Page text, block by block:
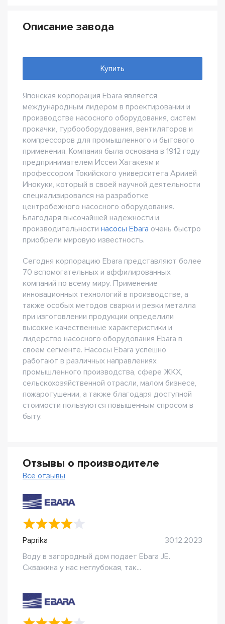
Описание завода
Купить
Японская корпорация Ebara является
международным лидером в проектировании и
производстве насосного оборудования, систем
прокачки, турбооборудования, вентиляторов и
компрессоров для промышленного и бытового
применения. Компания была основана в 1912 году
предпринимателем Иссеи Хатакеям и
профессором Токийского университета Ариией
Инокуки, который в своей научной деятельности
специализировался на разработке
центробежного насосного оборудования.
Благодаря высочайшей надежности и
производительности насосы Ebara очень быстро
приобрели мировую известность.
Сегодня корпорацию Ebara представляют более
70 вспомогательных и аффилированных
компаний по всему миру. Применение
инновационных технологий в производстве, а
также особых методов сварки и резки металла
при изготовлении продукции определили
высокие качественные характеристики и
лидерство насосного оборудования Ebara в
своем сегменте. Насосы Ebara успешно
работают в различных направлениях
промышленного производства, сфере ЖКХ,
сельскохозяйственной отрасли, малом бизнесе,
пожаротушении, а также благодаря доступной
стоимости пользуются повышенным спросом в
быту.
Отзывы о производителе
Все отзывы
Paprika
30.12.2023
Воду в загородный дом подает Ebara JE.
Скважина у нас неглубокая, так...